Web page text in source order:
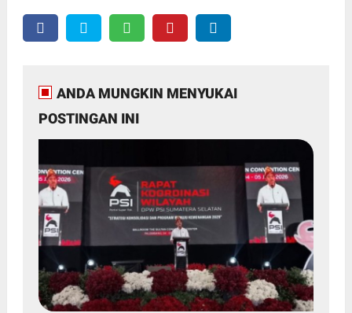
ANDA MUNGKIN MENYUKAI
POSTINGAN INI